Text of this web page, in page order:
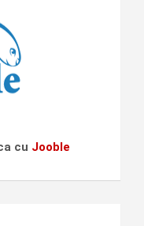
cu Jooble